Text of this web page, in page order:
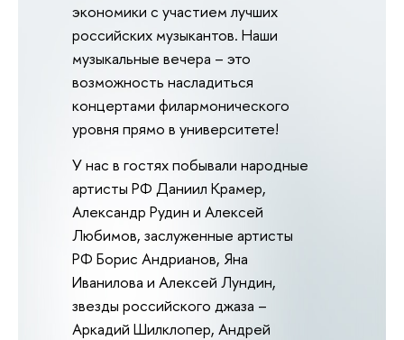
экономики с участием лучших
российских музыкантов. Наши
музыкальные вечера – это
возможность насладиться
концертами филармонического
уровня прямо в университете!
У нас в гостях побывали народные
артисты РФ Даниил Крамер,
Александр Рудин и Алексей
Любимов, заслуженные артисты
РФ Борис Андрианов, Яна
Иванилова и Алексей Лундин,
звезды российского джаза –
Аркадий Шилклопер, Андрей